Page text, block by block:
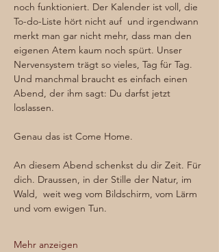
noch funktioniert. Der Kalender ist voll, die
To-do-Liste hört nicht auf  und irgendwann
merkt man gar nicht mehr, dass man den
eigenen Atem kaum noch spürt. Unser
Nervensystem trägt so vieles, Tag für Tag.
Und manchmal braucht es einfach einen
Abend, der ihm sagt: Du darfst jetzt
loslassen.
Genau das ist Come Home.
An diesem Abend schenkst du dir Zeit. Für
dich. Draussen, in der Stille der Natur, im
Wald,  weit weg vom Bildschirm, vom Lärm
und vom ewigen Tun.
Mehr anzeigen